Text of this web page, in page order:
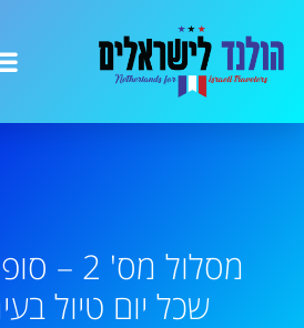
מסלול
שכל יום טיול